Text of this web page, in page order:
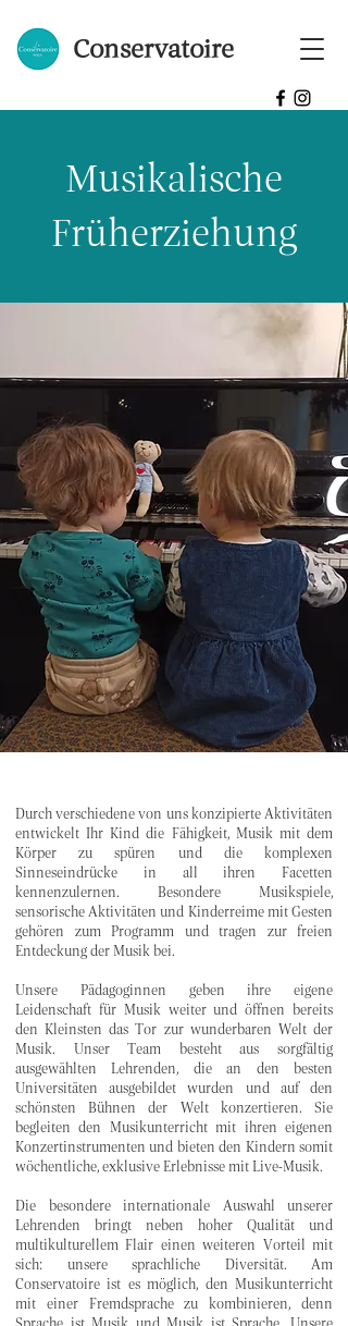
Conservatoire
Musikalische
Früherziehung
Durch verschiedene von uns konzipierte Aktivitäten
entwickelt Ihr Kind die Fähigkeit, Musik mit dem
Körper zu spüren und die komplexen
Sinneseindrücke in all ihren Facetten
kennenzulernen. Besondere Musikspiele,
sensorische Aktivitäten und Kinderreime mit Gesten
gehören zum Programm und tragen zur freien
Entdeckung der Musik bei.
Unsere Pädagoginnen geben ihre eigene
Leidenschaft für Musik weiter und öffnen bereits
den Kleinsten das Tor zur wunderbaren Welt der
Musik. Unser Team besteht aus sorgfältig
ausgewählten Lehrenden, die an den besten
Universitäten ausgebildet wurden und auf den
schönsten Bühnen der Welt konzertieren. Sie
begleiten den Musikunterricht mit ihren eigenen
Konzertinstrumenten und bieten den Kindern somit
wöchentliche, exklusive Erlebnisse mit Live-Musik.
Die besondere internationale Auswahl unserer
Lehrenden bringt neben hoher Qualität und
multikulturellem Flair einen weiteren Vorteil mit
sich: unsere sprachliche Diversität. Am
Conservatoire ist es möglich, den Musikunterricht
mit einer Fremdsprache zu kombinieren, denn